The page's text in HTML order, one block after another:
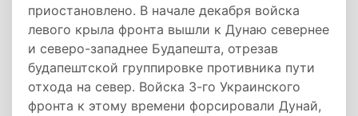
приостановлено. В начале декабря войска
левого крыла фронта вышли к Дунаю севернее
и северо-западнее Будапешта, отрезав
будапештской группировке противника пути
отхода на север. Войска 3-го Украинского
фронта к этому времени форсировали Дунай,